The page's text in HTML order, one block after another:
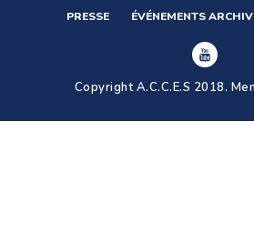
PRESSE ÉVÉNEMENTS
Copyright A.C.C.E.S 2018.